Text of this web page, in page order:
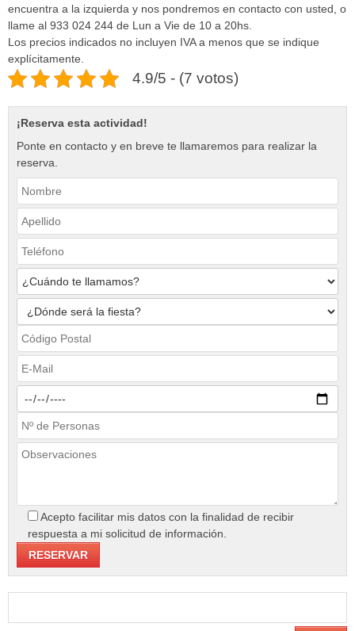
¡Reserva esta actividad!
Ponte en contacto y en breve te llamaremos para realizar la
reserva.
Acepto facilitar mis datos con la finalidad de recibir
respuesta a mi solicitud de información.
encuentra a la izquierda y nos pondremos en contacto con usted, o
llame al 933 024 244 de Lun a Vie de 10 a 20hs.
Los precios indicados no incluyen IVA a menos que se indique
explícitamente.
4.9/5 - (7 votos)